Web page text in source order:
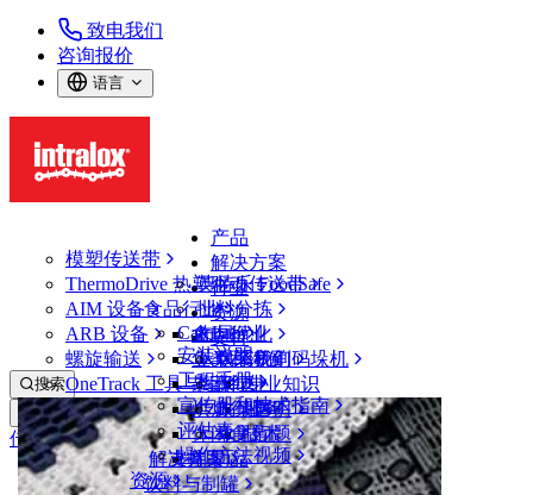
致电我们
咨询报价
语言
产品
模塑传送带
ThermoDrive 热塑驱动传送带
AIM 设备
ARB 设备
螺旋输送
OneTrack 工具与组件
解决方案
英特乐 FoodSafe
批料分拣
布局优化
从包装机到码垛机
专业知识
服务
技术
解决方案
行业
食品行业
禽肉行业
鱼类和海鲜
果蔬行业
烘焙行业
休闲食品
乳制品
饮料与制罐
资源
CalcLab
安装说明
工程手册
宣传册和技术指南
评估表
操作方法视频
资源
支持
联系我们
保证
政策声明
常见问题
支持
搜索
打开菜单
传送带查找器
传送带查找器